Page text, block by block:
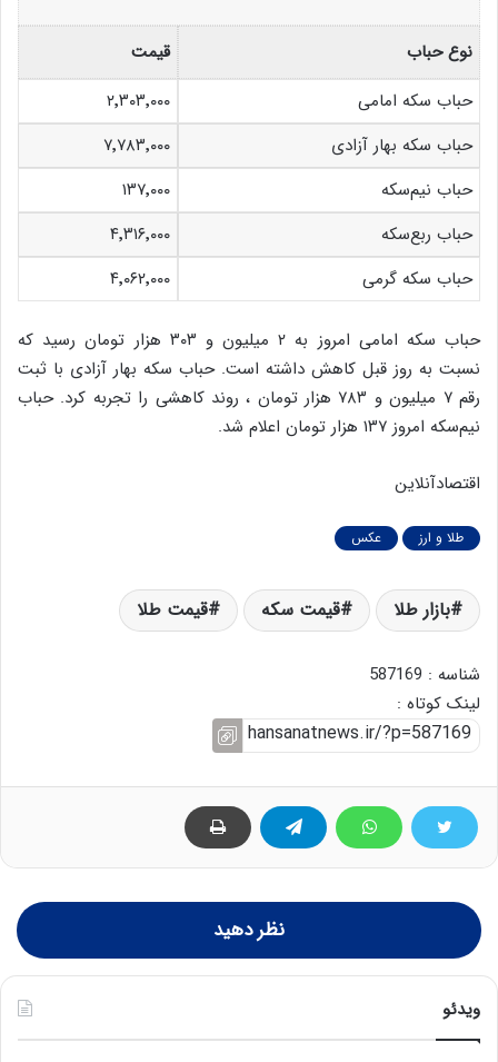
نوع حباب
قیمت
حباب سکه امامی
۲٬۳۰۳٬۰۰۰
حباب سکه بهار آزادی
۷٬۷۸۳٬۰۰۰
حباب نیم‌سکه
۱۳۷٬۰۰۰
حباب ربع‌سکه
۴٬۳۱۶٬۰۰۰
حباب سکه گرمی
۴٬۰۶۲٬۰۰۰
حباب سکه امامی امروز به ۲ میلیون و ۳۰۳ هزار تومان رسید که
نسبت به روز قبل کاهش داشته است. حباب سکه بهار آزادی با ثبت
رقم ۷ میلیون و ۷۸۳ هزار تومان ، روند کاهشی را تجربه کرد. حباب
نیم‌سکه امروز ۱۳۷ هزار تومان اعلام شد.
اقتصادآنلاین
طلا و ارز عکس
بازار طلا قیمت سکه قیمت طلا
شناسه : 587169
لینک کوتاه :
نظر دهید
ویدئو